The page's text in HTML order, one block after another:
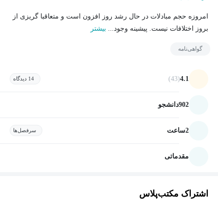
امروزه حجم مبادلات در حال رشد روز افزون است و متعاقبا گریزی از
بروز اختلافات نیست. پیشینه وجود... بیشتر
گواهی‌نامه
4.1
(43) 14 دیدگاه
902دانشجو
2ساعت سرفصل‌ها
مقدماتی
اشتراک مکتب‌پلاس